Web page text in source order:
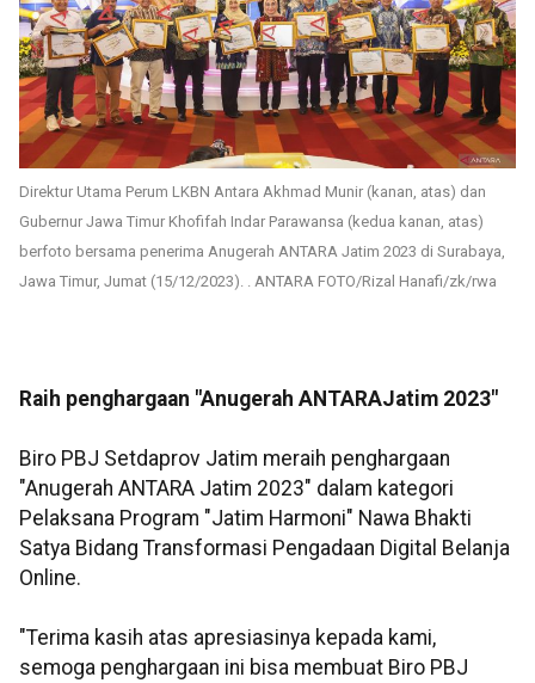
Direktur Utama Perum LKBN Antara Akhmad Munir (kanan, atas) dan
Gubernur Jawa Timur Khofifah Indar Parawansa (kedua kanan, atas)
berfoto bersama penerima Anugerah ANTARA Jatim 2023 di Surabaya,
Jawa Timur, Jumat (15/12/2023). . ANTARA FOTO/Rizal Hanafi/zk/rwa
Raih penghargaan "Anugerah ANTARAJatim 2023"
Biro PBJ Setdaprov Jatim meraih penghargaan
"Anugerah ANTARA Jatim 2023" dalam kategori
Pelaksana Program "Jatim Harmoni" Nawa Bhakti
Satya Bidang Transformasi Pengadaan Digital Belanja
Online.
"Terima kasih atas apresiasinya kepada kami,
semoga penghargaan ini bisa membuat Biro PBJ